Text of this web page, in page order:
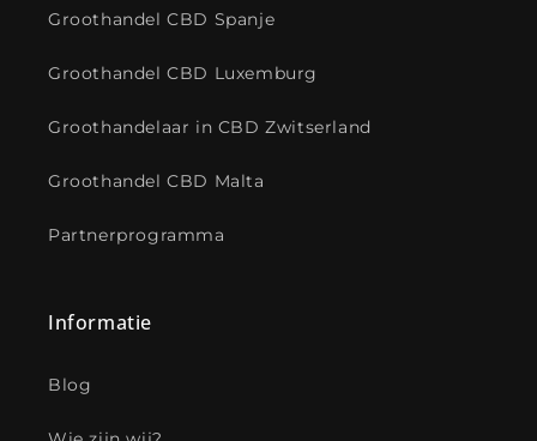
Groothandel CBD Spanje
Groothandel CBD Luxemburg
Groothandelaar in CBD Zwitserland
Groothandel CBD Malta
Partnerprogramma
Informatie
Blog